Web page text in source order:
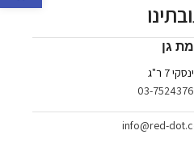
גן
7 ר"ג
03-7524376
info@red-